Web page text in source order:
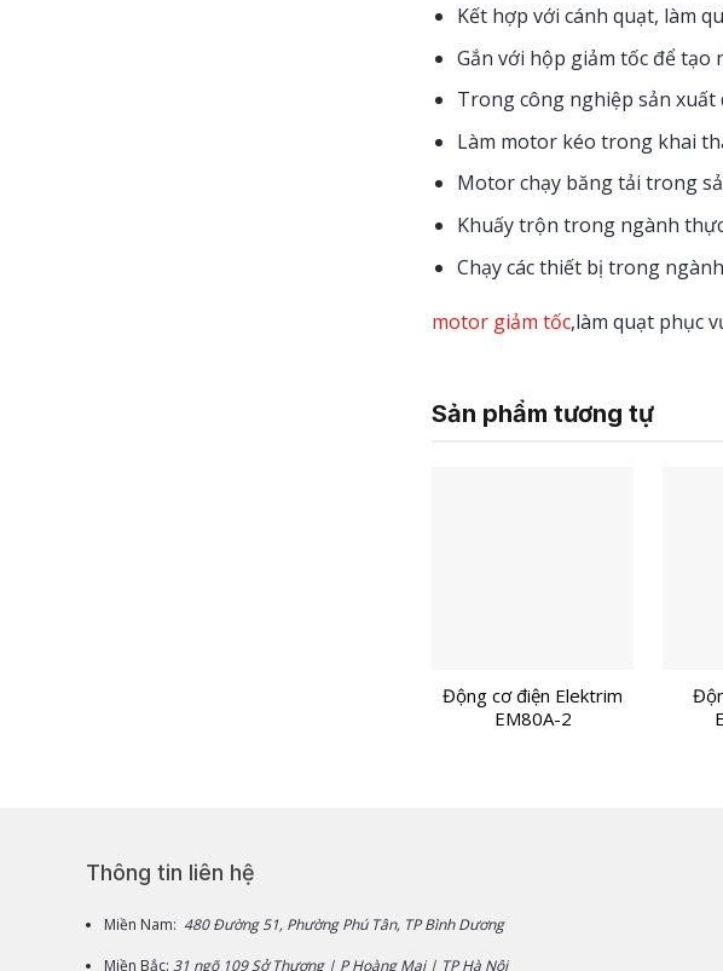
Kết hợp với cánh quạt, làm
Gắn với hộp giảm tốc để tạo
Trong công nghiệp sản xuất
Làm motor kéo trong khai
Motor chạy băng tải trong
Khuấy trộn trong ngành
Chạy các thiết bị trong
motor giảm tốc,làm quạt phục
Sản phẩm tương tự
Động cơ điện Elektrim
EM80A-2
Thông tin liên hệ
Miền Nam: 480 Đường 51, Phường Phú Tân, TP Bình Dương
Miền Bắc: 31 ngõ 109 Sở Thượng | P Hoàng Mai | TP Hà Nội